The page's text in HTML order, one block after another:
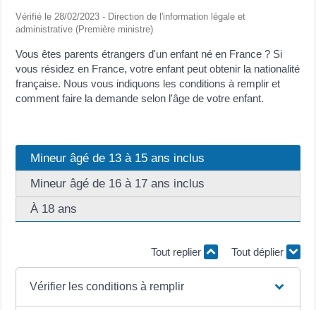
Vérifié le 28/02/2023 - Direction de l'information légale et
administrative (Première ministre)
Vous êtes parents étrangers d'un enfant né en France ? Si
vous résidez en France, votre enfant peut obtenir la nationalité
française. Nous vous indiquons les conditions à remplir et
comment faire la demande selon l'âge de votre enfant.
Mineur âgé de 13 à 15 ans inclus
Mineur âgé de 16 à 17 ans inclus
À 18 ans
Tout replier Tout déplier
Vérifier les conditions à remplir